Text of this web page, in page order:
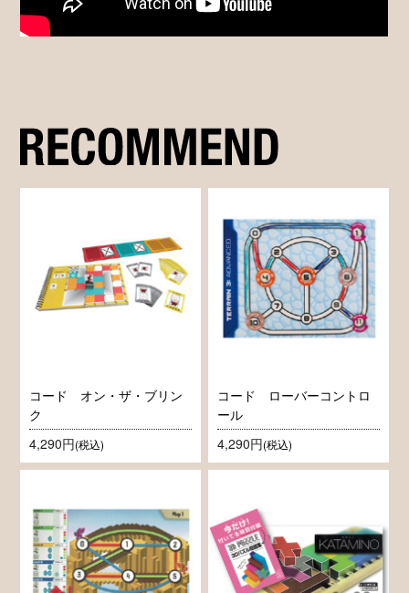
コード オン・ザ・ブリン
ク
4,290円(税込)
コード ローバーコントロ
ール
4,290円(税込)